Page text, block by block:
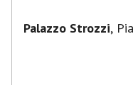
Palazzo Strozzi,